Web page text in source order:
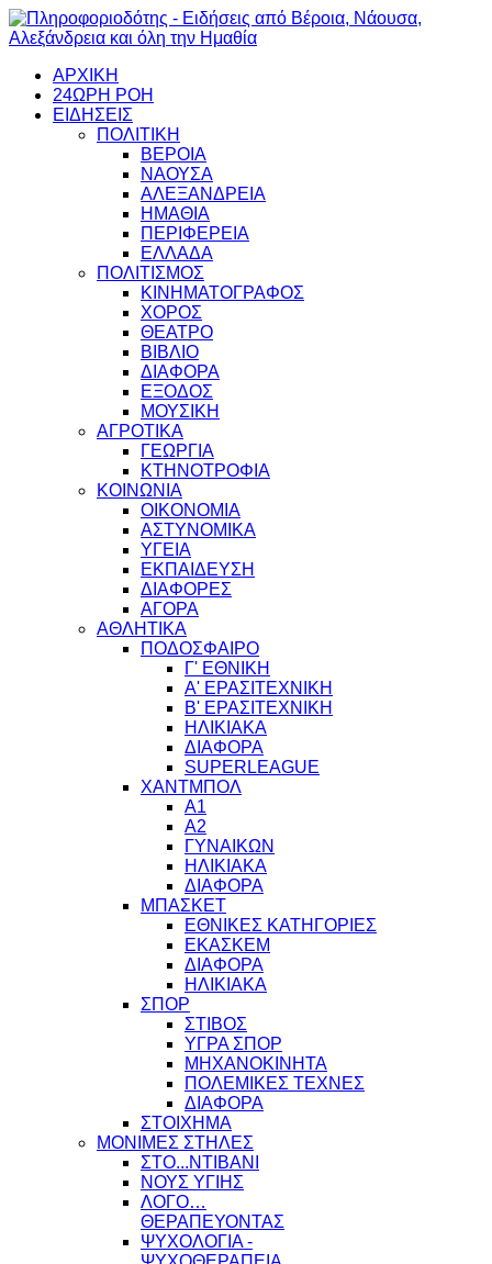
ΑΡΧΙΚΗ
24ΩΡΗ ΡΟΗ
ΕΙΔΗΣΕΙΣ
ΠΟΛΙΤΙΚΗ
ΒΕΡΟΙΑ
ΝΑΟΥΣΑ
ΑΛΕΞΑΝΔΡΕΙΑ
ΗΜΑΘΙΑ
ΠΕΡΙΦΕΡΕΙΑ
ΕΛΛΑΔΑ
ΠΟΛΙΤΙΣΜΟΣ
ΚΙΝΗΜΑΤΟΓΡΑΦΟΣ
ΧΟΡΟΣ
ΘΕΑΤΡΟ
ΒΙΒΛΙΟ
ΔΙΑΦΟΡΑ
ΕΞΟΔΟΣ
ΜΟΥΣΙΚΗ
ΑΓΡΟΤΙΚΑ
ΓΕΩΡΓΙΑ
ΚΤΗΝΟΤΡΟΦΙΑ
ΚΟΙΝΩΝΙΑ
ΟΙΚΟΝΟΜΙΑ
ΑΣΤΥΝΟΜΙΚΑ
ΥΓΕΙΑ
ΕΚΠΑΙΔΕΥΣΗ
ΔΙΑΦΟΡΕΣ
ΑΓΟΡΑ
ΑΘΛΗΤΙΚΑ
ΠΟΔΟΣΦΑΙΡΟ
Γ' ΕΘΝΙΚΗ
Α' ΕΡΑΣΙΤΕΧΝΙΚΗ
Β' ΕΡΑΣΙΤΕΧΝΙΚΗ
ΗΛΙΚΙΑΚΑ
ΔΙΑΦΟΡΑ
SUPERLEAGUE
ΧΑΝΤΜΠΟΛ
Α1
Α2
ΓΥΝΑΙΚΩΝ
ΗΛΙΚΙΑΚΑ
ΔΙΑΦΟΡΑ
ΜΠΑΣΚΕΤ
ΕΘΝΙΚΕΣ ΚΑΤΗΓΟΡΙΕΣ
ΕΚΑΣΚΕΜ
ΔΙΑΦΟΡΑ
ΗΛΙΚΙΑΚΑ
ΣΠΟΡ
ΣΤΙΒΟΣ
ΥΓΡΑ ΣΠΟΡ
ΜΗΧΑΝΟΚΙΝΗΤΑ
ΠΟΛΕΜΙΚΕΣ ΤΕΧΝΕΣ
ΔΙΑΦΟΡΑ
ΣΤΟΙΧΗΜΑ
ΜΟΝΙΜΕΣ ΣΤΗΛΕΣ
ΣΤΟ...ΝΤΙΒΑΝΙ
ΝΟΥΣ ΥΓΙΗΣ
ΛΟΓΟ…
ΘΕΡΑΠΕΥΟΝΤΑΣ
ΨΥΧΟΛΟΓΙΑ -